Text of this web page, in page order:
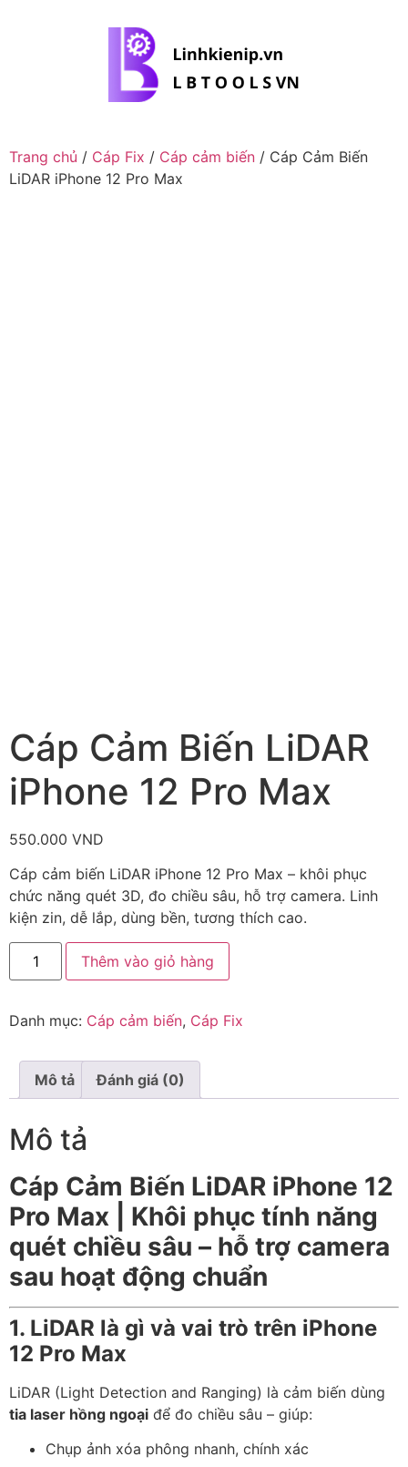
Trang chủ / Cáp Fix / Cáp cảm biến / Cáp Cảm Biến
LiDAR iPhone 12 Pro Max
Cáp Cảm Biến LiDAR
iPhone 12 Pro Max
550.000 VND
Cáp cảm biến LiDAR iPhone 12 Pro Max – khôi phục
chức năng quét 3D, đo chiều sâu, hỗ trợ camera. Linh
kiện zin, dễ lắp, dùng bền, tương thích cao.
Thêm vào giỏ hàng
Danh mục: Cáp cảm biến, Cáp Fix
Mô tả Đánh giá (0)
Mô tả
Cáp Cảm Biến LiDAR iPhone 12
Pro Max | Khôi phục tính năng
quét chiều sâu – hỗ trợ camera
sau hoạt động chuẩn
1. LiDAR là gì và vai trò trên iPhone
12 Pro Max
LiDAR (Light Detection and Ranging) là cảm biến dùng
tia laser hồng ngoại để đo chiều sâu – giúp:
Chụp ảnh xóa phông nhanh, chính xác